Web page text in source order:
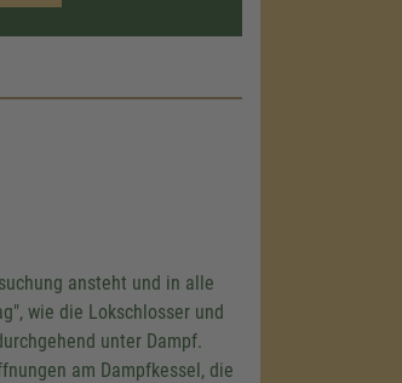
ansteht und in alle
wie die Lokschlosser und
unter Dampf.
am Dampfkessel, die